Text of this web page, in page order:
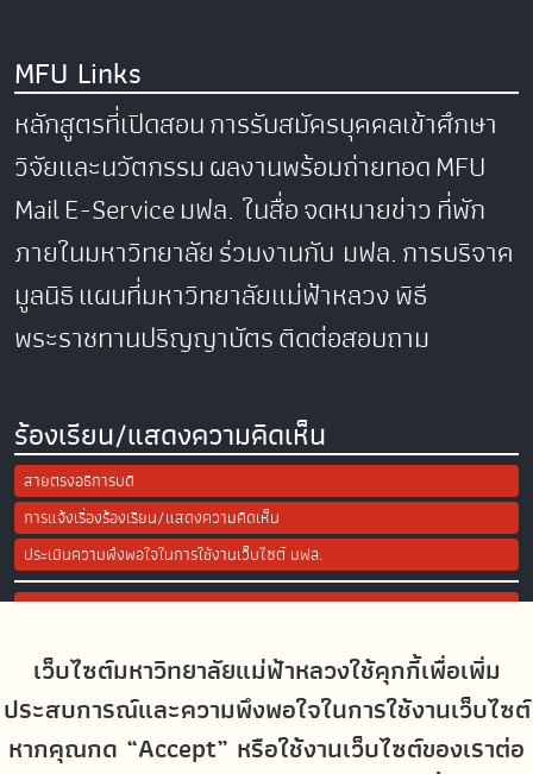
เว็บไซต์มหาวิทยาลัยแม่ฟ้าหลวงใช้คุกกี้เพื่อเพิ่ม
ประสบการณ์และความพึงพอใจในการใช้งานเว็บไซต์
หากคุณกด “Accept” หรือใช้งานเว็บไซต์ของเราต่อ
MFU Links
หลักสูตรที่เปิดสอนการรับสมัครบุคคลเข้าศึกษา
วิจัยและนวัตกรรมผลงานพร้อมถ่ายทอดMFU
MailE-Serviceมฟล. ในสื่อจดหมายข่าวที่พัก
ภายในมหาวิทยาลัยร่วมงานกับ มฟล.การบริจาค
มูลนิธิแผนที่มหาวิทยาลัยแม่ฟ้าหลวงพิธี
พระราชทานปริญญาบัตรติดต่อสอบถาม
ร้องเรียน/แสดงความคิดเห็น
สายตรงอธิการบดี
การแจ้งเรื่องร้องเรียน/แสดงความคิดเห็น
ประเมินความพึงพอใจในการใช้งานเว็บไซต์ มฟล.
Site Map
Social Media